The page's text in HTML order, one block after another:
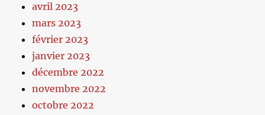
avril 2023
mars 2023
février 2023
janvier 2023
décembre 2022
novembre 2022
octobre 2022